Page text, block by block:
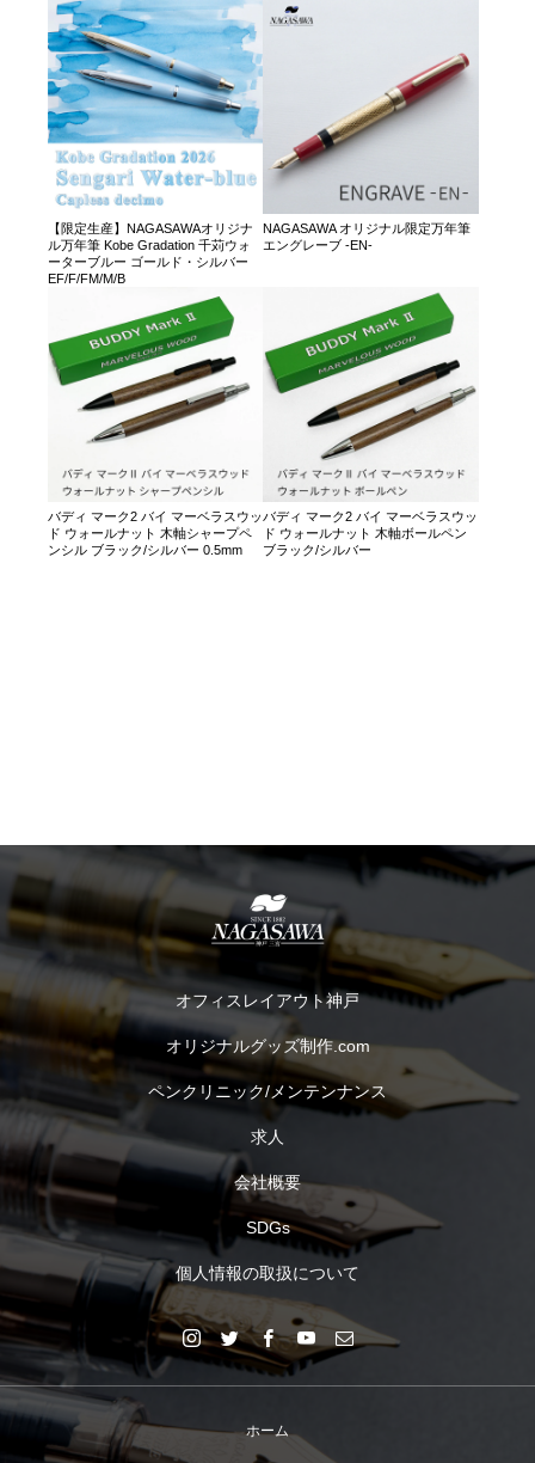
【限定生産】NAGASAWAオリジナ
ル万年筆 Kobe Gradation 千苅ウォ
ーターブルー ゴールド・シルバー
EF/F/FM/M/B
NAGASAWA オリジナル限定万年筆
エングレーブ -EN-
バディ マーク2 バイ マーベラスウッ
ド ウォールナット 木軸シャープペ
ンシル ブラック/シルバー 0.5mm
バディ マーク2 バイ マーベラスウッ
ド ウォールナット 木軸ボールペン
ブラック/シルバー
オフィスレイアウト神戸
オリジナルグッズ制作.com
ペンクリニック/メンテンナンス
求人
会社概要
SDGs
個人情報の取扱について
ホーム